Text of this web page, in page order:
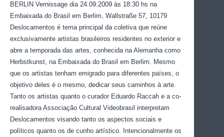
BERLIN Vernissage dia 24.09.2009 às 18:30 hs na
Embaixada do Brasil em Berlim, Wallstraße 57, 10179
Deslocamentos é tema principal da coletiva que reúne
exclusivamente artistas brasileiros residentes no exterior e
abre a temporada das artes, conhecida na Alemanha como
Herbstkunst, na Embaixada do Brasil em Berlim. Mesmo
que os artistas tenham emigrado para diferentes países, o
objetivo deles é o mesmo, dedicar seus caminhos à arte.
Tanto os artistas quanto o curador Eduardo Raccah e a co-
realisadora Associação Cultural Videobrasil interpretam
Deslocamentos visando tanto os aspectos sociais e
políticos quanto os de cunho artístico. Intencionalmente os